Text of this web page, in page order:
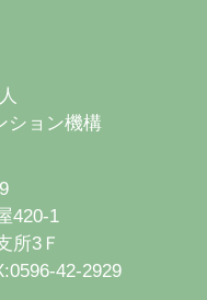
ション機構
420-1
所3Ｆ
42-2929